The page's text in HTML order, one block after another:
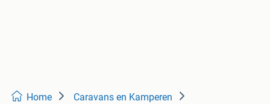
Home Caravans en Kamperen